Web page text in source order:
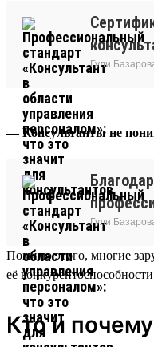
Гули
— Консультанты не
Гули
Помимо этого, многие
её
Кто и